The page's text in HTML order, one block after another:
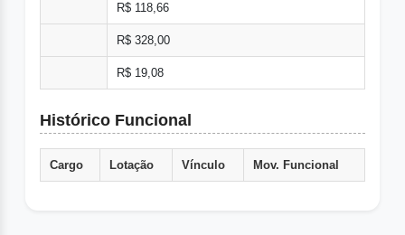
R$ 118,66
R$ 328,00
R$ 19,08
Histórico Funcional
Cargo Lotação Vínculo Mov. Funcional